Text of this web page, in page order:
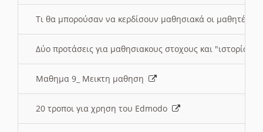
Τι θα μπορούσαν να κερδίσουν μαθησιακά οι μαθητές/
Δύο προτάσεις για μαθησιακους στοχους και "ιστορία"
Μαθημα 9_ Μεικτη μαθηση
20 τροποι για χρηση του Edmodo